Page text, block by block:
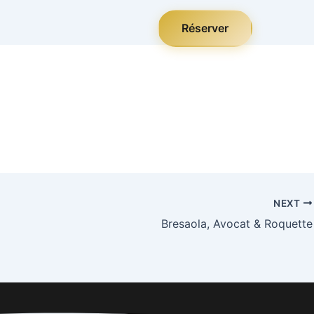
Réserver
NEXT
Bresaola, Avocat & Roquette